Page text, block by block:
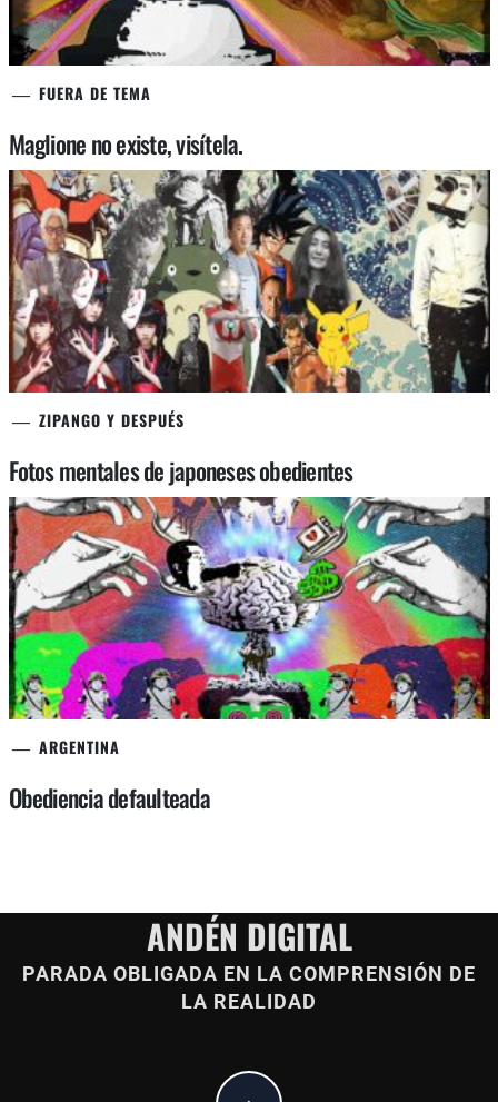
FUERA DE TEMA
Maglione no existe, visítela.
ZIPANGO Y DESPUÉS
Fotos mentales de japoneses obedientes
ARGENTINA
Obediencia defaulteada
ANDÉN DIGITAL
PARADA OBLIGADA EN LA COMPRENSIÓN DE
LA REALIDAD